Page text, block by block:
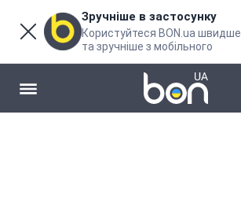
Зручніше в застосунку
Користуйтеся BON.ua швидше
та зручніше з мобільного